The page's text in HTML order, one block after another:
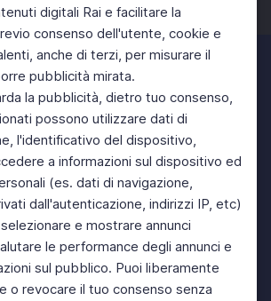
digitali Rai e facilitare la
consenso dell'utente, cookie e
anche di terzi, per misurare il
pubblicità mirata.
la pubblicità, dietro tuo consenso,
possono utilizzare dati di
l'identificativo del dispositivo,
a informazioni sul dispositivo ed
(es. dati di navigazione,
dall'autenticazione, indirizzi IP, etc)
e mostrare annunci
le performance degli annunci e
sul pubblico. Puoi liberamente
o revocare il tuo consenso senza
Twitter Instagram